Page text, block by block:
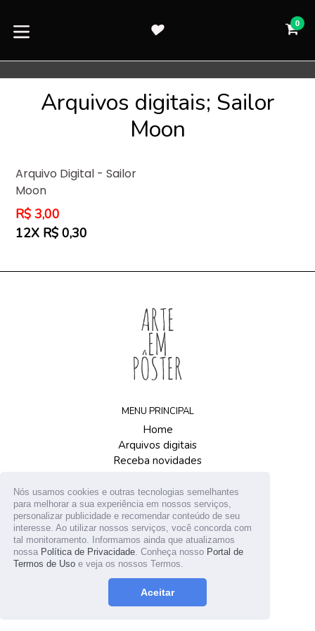
Nós usamos cookies e outras tecnologias semelhantes
para melhorar a sua experiência em nossos serviços,
personalizar publicidade e recomendar conteúdo de seu
interesse. Ao utilizar nossos serviços, você concorda com
tal monitoramento. Informamos ainda que atualizamos
nossa Política de Privacidade . Conheça nosso Portal de
Termos de Uso e veja os nossos Termos.
Aceitar
para
0
Arquivos digitais; Sailor
Moon
Arquivo Digital - Sailor
Moon
Preço
normal
R$ 3,00
12X R$ 0,30
MENU PRINCIPAL
Home
Arquivos digitais
Receba novidades
© 2026Arte em Pôster